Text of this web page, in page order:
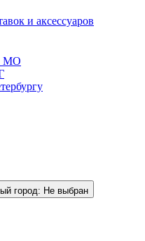
и аксессуаров
МО
город: Не выбран